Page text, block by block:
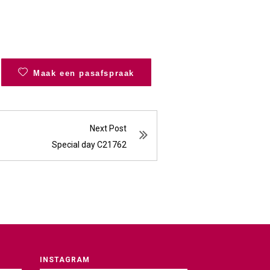
Maak een pasafspraak
Next Post
Special day C21762
INSTAGRAM